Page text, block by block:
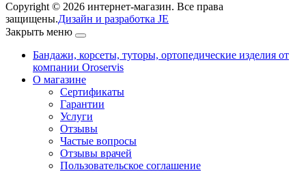
Copyright © 2026 интернет-магазин. Все права
защищены.Дизайн и разработка JE
Закрыть меню
Бандажи, корсеты, туторы, ортопедические изделия от
компании Oroservis
О магазине
Сертификаты
Гарантии
Услуги
Отзывы
Частые вопросы
Отзывы врачей
Пользовательское соглашение